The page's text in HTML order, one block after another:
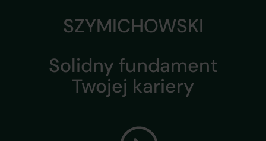
SZYMICHOWSKI
Solidny fundament
Twojej kariery